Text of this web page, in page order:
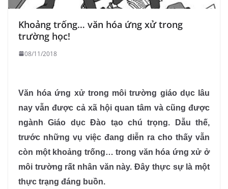
Khoảng trống… văn hóa ứng xử trong
trường học!
08/11/2018
Văn hóa ứng xử trong môi trường giáo dục lâu
nay vẫn được cả xã hội quan tâm và cũng được
ngành Giáo dục Đào tạo chú trọng. Dẫu thế,
trước những vụ việc đang diễn ra cho thấy vẫn
còn một khoảng trống… trong văn hóa ứng xử ở
môi trường rất nhân văn này. Đây thực sự là một
thực trạng đáng buồn.